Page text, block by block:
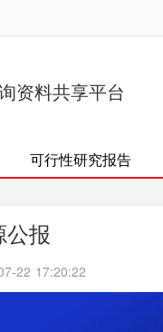
资料共享平台
可行性研究报告
报
22 17:20:22